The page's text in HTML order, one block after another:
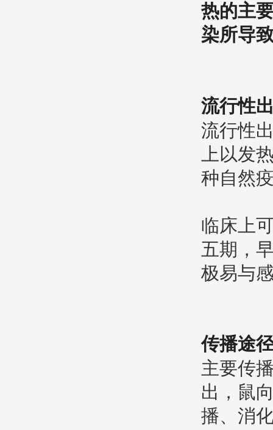
热的主
染所导
流行性
流行性
上以发
种自然
临床上
五期，
极易与
传播途
主要传
出，鼠
播、消